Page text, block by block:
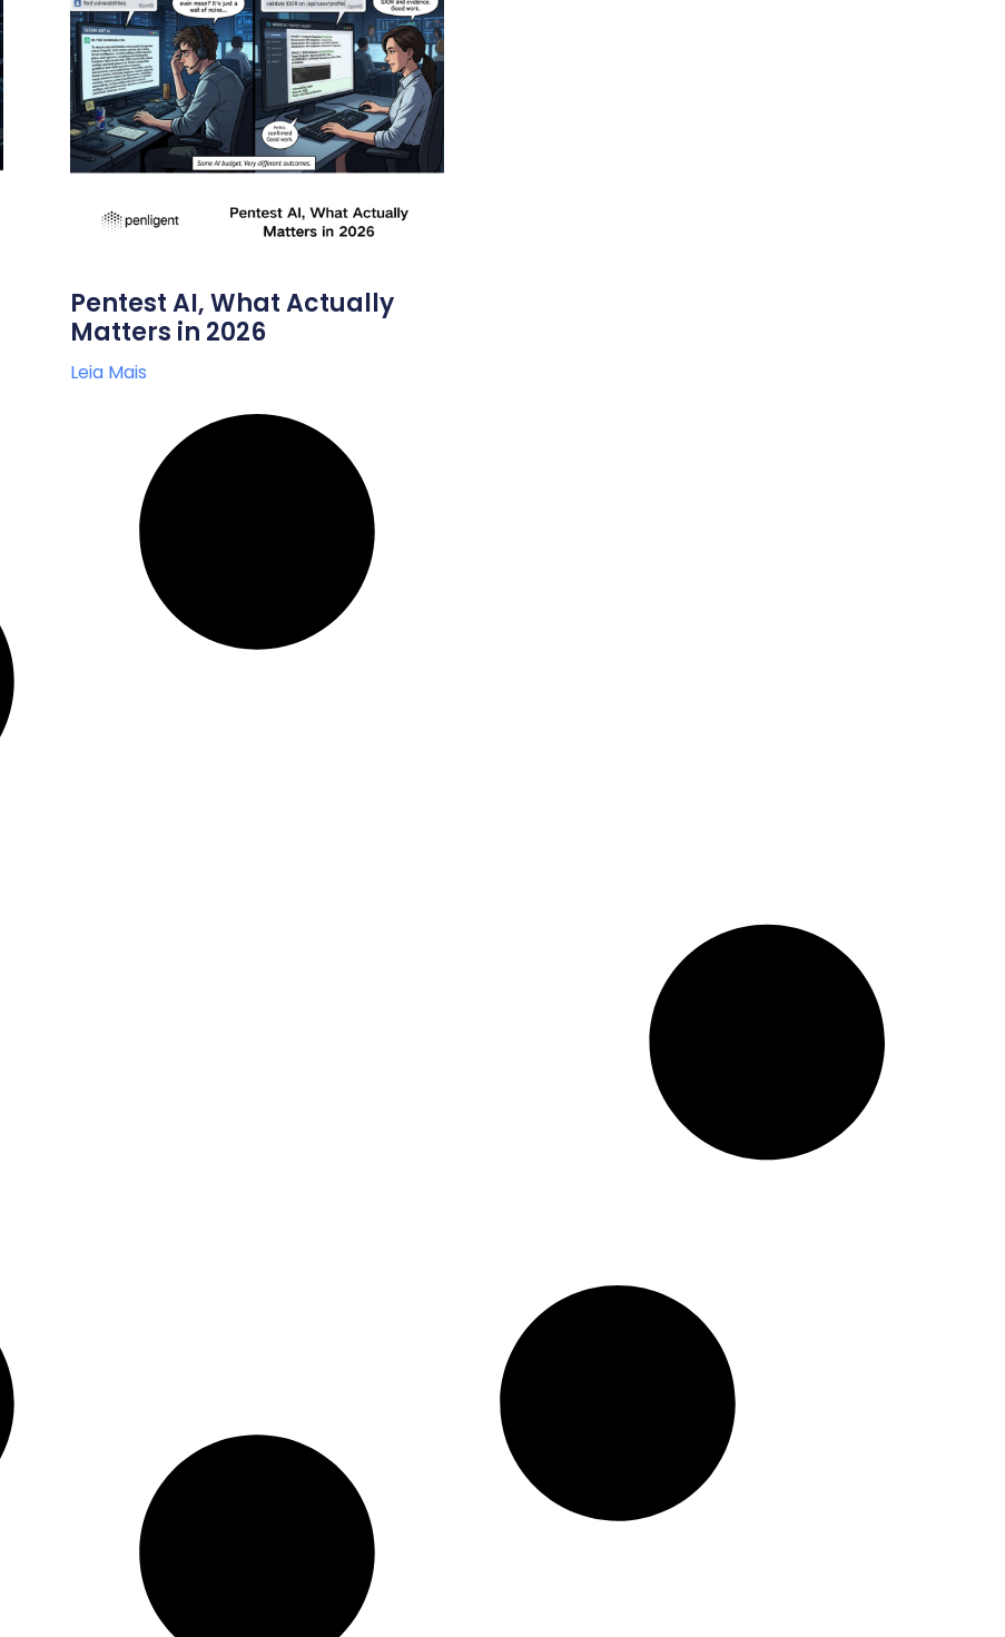
Pentest AI, What Actually
Matters in 2026
Leia Mais